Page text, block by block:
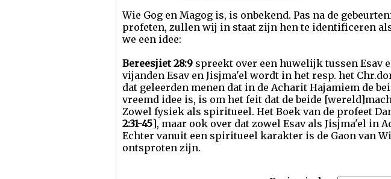
Wie Gog en Magog is, is onbekend. Pas na de
profeten, zullen wij in staat zijn hen te identificeren
we een idee:
Bereesjiet 28:9 spreekt over een huwelijk tussen Esav
vijanden Esav en Jisjma'el wordt in het resp. het
dat geleerden menen dat in de Acharit Hajamiem de
vreemd idee is, is om het feit dat de beide
Zowel fysiek als spiritueel. Het Boek van de profeet
2:31-45], maar ook over dat zowel Esav als Jisjma'el in
Echter vanuit een spiritueel karakter is de Gaon van
ontsproten zijn.